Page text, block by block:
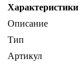
Характеристики
Описание
Тип
Артикул